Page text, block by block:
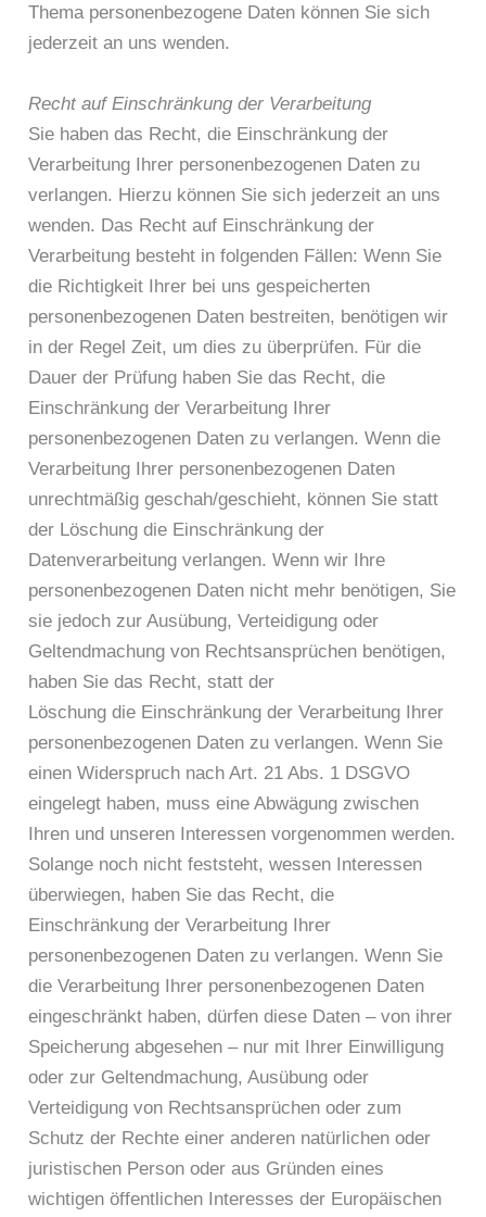
Thema personenbezogene Daten können Sie sich
jederzeit an uns wenden.
Recht auf Einschränkung der Verarbeitung
Sie haben das Recht, die Einschränkung der
Verarbeitung Ihrer personenbezogenen Daten zu
verlangen. Hierzu können Sie sich jederzeit an uns
wenden. Das Recht auf Einschränkung der
Verarbeitung besteht in folgenden Fällen: Wenn Sie
die Richtigkeit Ihrer bei uns gespeicherten
personenbezogenen Daten bestreiten, benötigen wir
in der Regel Zeit, um dies zu überprüfen. Für die
Dauer der Prüfung haben Sie das Recht, die
Einschränkung der Verarbeitung Ihrer
personenbezogenen Daten zu verlangen. Wenn die
Verarbeitung Ihrer personenbezogenen Daten
unrechtmäßig geschah/geschieht, können Sie statt
der Löschung die Einschränkung der
Datenverarbeitung verlangen. Wenn wir Ihre
personenbezogenen Daten nicht mehr benötigen, Sie
sie jedoch zur Ausübung, Verteidigung oder
Geltendmachung von Rechtsansprüchen benötigen,
haben Sie das Recht, statt der
Löschung die Einschränkung der Verarbeitung Ihrer
personenbezogenen Daten zu verlangen. Wenn Sie
einen Widerspruch nach Art. 21 Abs. 1 DSGVO
eingelegt haben, muss eine Abwägung zwischen
Ihren und unseren Interessen vorgenommen werden.
Solange noch nicht feststeht, wessen Interessen
überwiegen, haben Sie das Recht, die
Einschränkung der Verarbeitung Ihrer
personenbezogenen Daten zu verlangen. Wenn Sie
die Verarbeitung Ihrer personenbezogenen Daten
eingeschränkt haben, dürfen diese Daten – von ihrer
Speicherung abgesehen – nur mit Ihrer Einwilligung
oder zur Geltendmachung, Ausübung oder
Verteidigung von Rechtsansprüchen oder zum
Schutz der Rechte einer anderen natürlichen oder
juristischen Person oder aus Gründen eines
wichtigen öffentlichen Interesses der Europäischen